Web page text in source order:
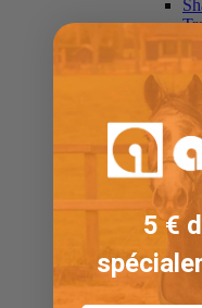
Voir
5 €